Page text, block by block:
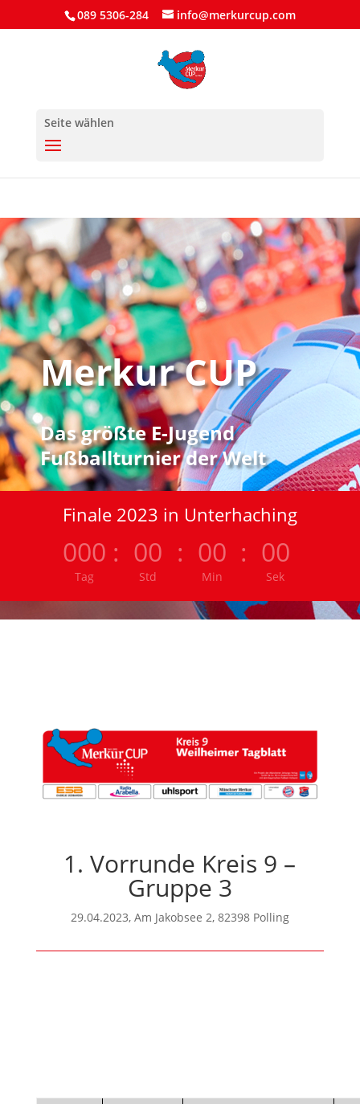
089 5306-284 info@merkurcup.com
Seite wählen
Merkur CUP
Das größte E-Jugend
Fußballturnier der Welt
Finale 2023 in Unterhaching
000
Tag
: 00
Std
: 00
Min
: 00
Sek
1. Vorrunde Kreis 9 –
Gruppe 3
29.04.2023, Am Jakobsee 2, 82398 Polling